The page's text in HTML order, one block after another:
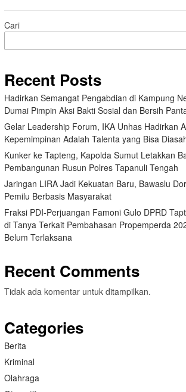
Cari
Recent Posts
Hadirkan Semangat Pengabdian di Kampung
Dumai Pimpin Aksi Bakti Sosial dan Bersih
Gelar Leadership Forum, IKA Unhas Hadirkan
Kepemimpinan Adalah Talenta yang Bisa
Kunker ke Tapteng, Kapolda Sumut Letakkan
Pembangunan Rusun Polres Tapanuli Tengah
Jaringan LIRA Jadi Kekuatan Baru, Bawaslu
Pemilu Berbasis Masyarakat
Fraksi PDI-Perjuangan Famoni Gulo DPRD
di Tanya Terkait Pembahasan Propemperda
Belum Terlaksana
Recent Comments
Tidak ada komentar untuk ditampilkan.
Categories
Berita
Kriminal
Olahraga